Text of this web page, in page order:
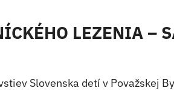
LEZENIA –
Slovenska detí v Považskej